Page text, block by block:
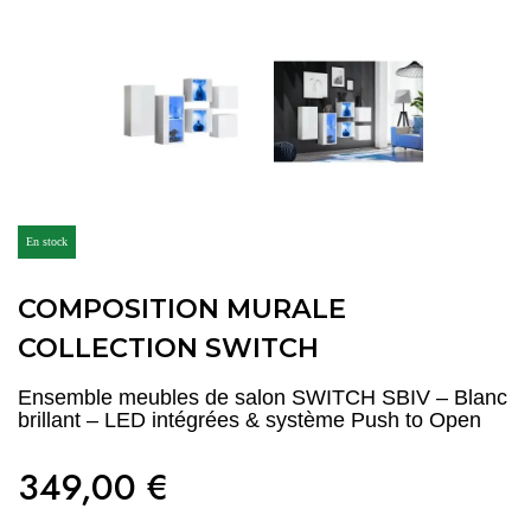
En stock
COMPOSITION MURALE
COLLECTION SWITCH
Ensemble meubles de salon SWITCH SBIV – Blanc
brillant – LED intégrées & système Push to Open
349,00 €